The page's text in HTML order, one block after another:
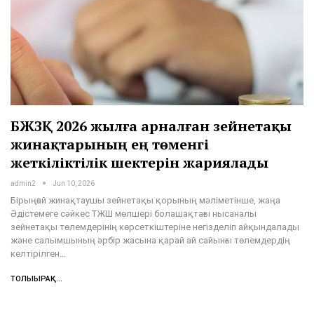
БЖЗҚ 2026 жылға арналған зейнетақы
жинақтарының ең төменгі
жеткіліктілік шектерін жариялады
admin2 Jun 10, 2026
Бірыңғай жинақтаушы зейнетақы қорының мәліметінше, жаңа
Әдістемеге сәйкес ТЖШ мөлшері болашақтағы нысаналы
зейнетақы төлемдерінің көрсеткіштеріне негізделіп айқындалады
және салымшының әрбір жасына қарай ай сайынғы төлемдердің
келтірілген…
ТОЛЫҒЫРАҚ...